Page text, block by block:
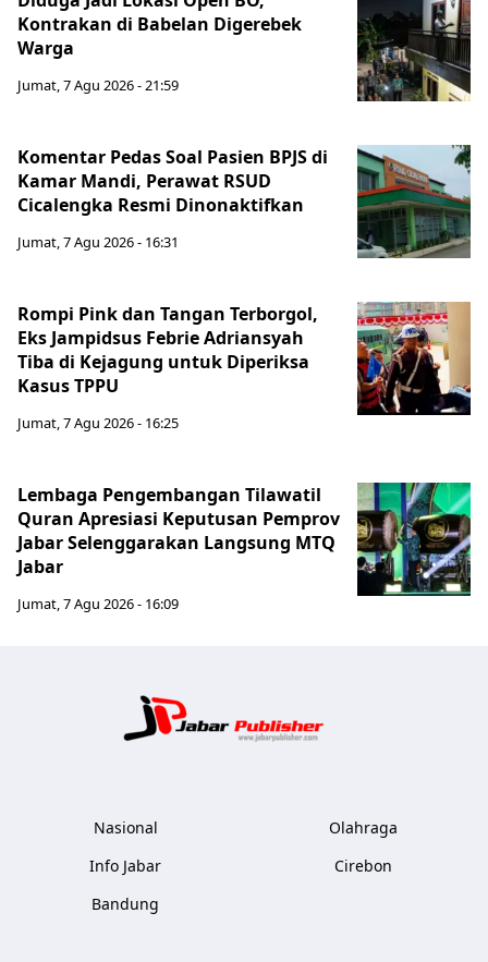
Kontrakan di Babelan Digerebek
Warga
Jumat, 7 Agu 2026 - 21:59
Komentar Pedas Soal Pasien BPJS di
Kamar Mandi, Perawat RSUD
Cicalengka Resmi Dinonaktifkan
Jumat, 7 Agu 2026 - 16:31
Rompi Pink dan Tangan Terborgol,
Eks Jampidsus Febrie Adriansyah
Tiba di Kejagung untuk Diperiksa
Kasus TPPU
Jumat, 7 Agu 2026 - 16:25
Lembaga Pengembangan Tilawatil
Quran Apresiasi Keputusan Pemprov
Jabar Selenggarakan Langsung MTQ
Jabar
Jumat, 7 Agu 2026 - 16:09
Nasional
Info Jabar
Bandung
Olahraga
Cirebon